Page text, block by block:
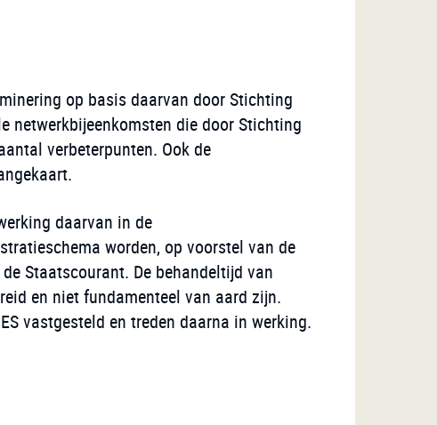
op basis daarvan door Stichting
netwerkbijeenkomsten die door Stichting
verbeterpunten. Ook de
daarvan in de
worden, op voorstel van de
Staatscourant. De behandeltijd van
en niet fundamenteel van aard zijn.
vastgesteld en treden daarna in werking.